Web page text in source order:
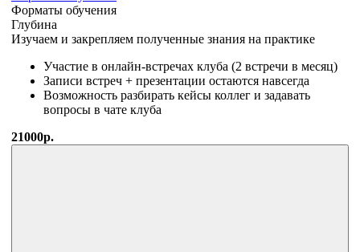
Форматы обучения
Глубина
Изучаем и закрепляем полученные знания на практике
Участие в онлайн-встречах клуба (2 встречи в месяц)
Записи встреч + презентации остаются навсегда
Возможность разбирать кейсы коллег и задавать
вопросы в чате клуба
21000р.